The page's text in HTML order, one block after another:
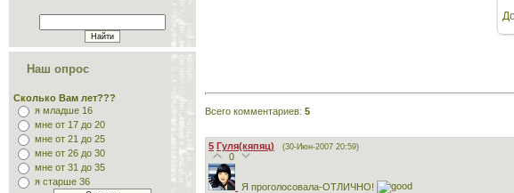
Наш опрос
Сколько Вам лет???
я младше 16
мне от 17 до 20
мне от 21 до 25
мне от 26 до 30
мне от 31 до 35
я старше 36
Всего комментариев: 5
5 Гуля(кяпяц) (30-Июн-2007 20:59)
0
Я проголосовала-ОТЛИЧНО!